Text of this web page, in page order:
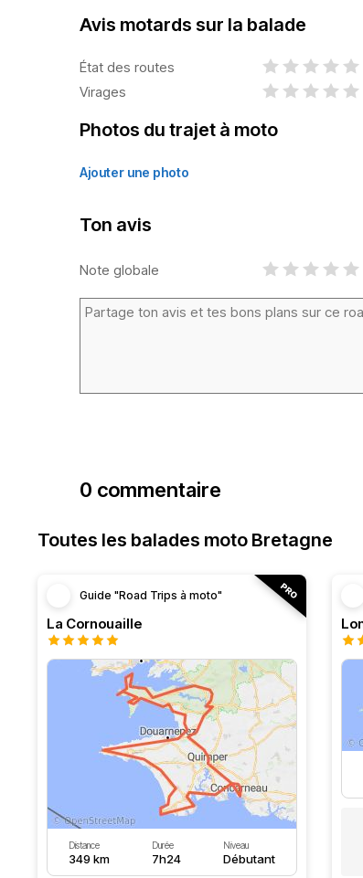
Avis motards sur la balade
État des routes
Virages
Photos du trajet à moto
Ajouter une photo
Ton avis
Note globale
0 commentaire
Toutes les balades moto Bretagne
Guide "Road Trips à moto"
La Cornouaille
Distance
349 km
Durée
7h24
Niveau
Débutant